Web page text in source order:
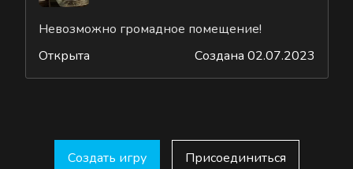
Невозможно громадное помещение!
Открыта
Создана 02.07.2023
Создать игру Присоединиться